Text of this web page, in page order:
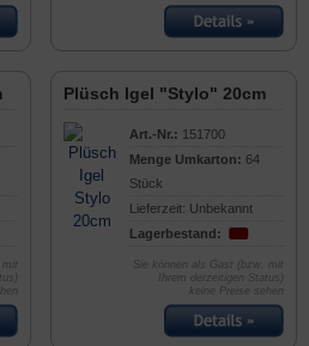
mit
Plüsch Igel "Stylo" 20cm
Art.-Nr.: 151700
Menge Umkarton: 64
Stück
Lieferzeit: Unbekannt
Lagerbestand:
Sie können als Gast (bzw. mit
Ihrem derzeitigen Status)
keine Preise sehen